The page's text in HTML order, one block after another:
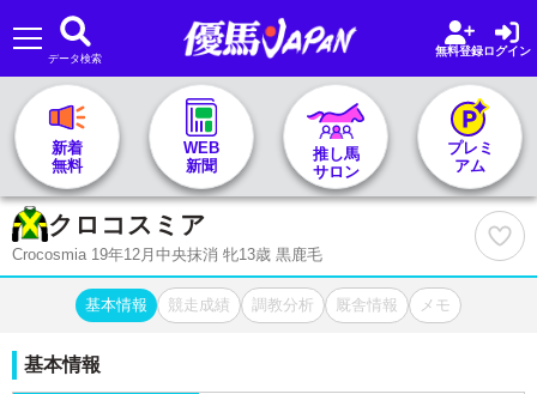
🏇 推し馬サロンTOP
レース一覧
記者&予想家
データ検索
無料登録ログイン
新着
無料
WEB
新聞
推し馬
サロン
プレミ
アム
クロコスミア
Crocosmia 19年12月中央抹消 牝13歳 黒鹿毛
基本情報 競走成績 調教分析 厩舎情報 メモ
基本情報